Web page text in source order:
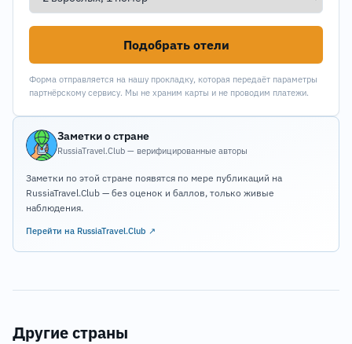
Подобрать отели
Форма отправляется на нашу прокладку, которая передаёт параметры
партнёрскому сервису. Мы не храним карты и не проводим платежи.
Заметки о стране
RussiaTravel.Club — верифицированные авторы
Заметки по этой стране появятся по мере публикаций на
RussiaTravel.Club — без оценок и баллов, только живые
наблюдения.
Перейти на RussiaTravel.Club ↗
Другие страны